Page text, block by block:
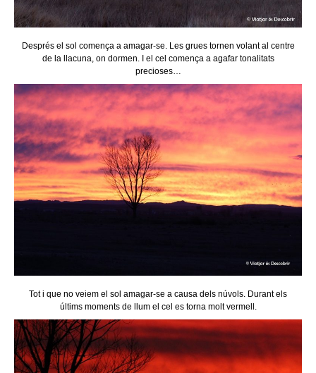
Després el sol comença a amagar-se. Les grues tornen volant al centre
de la llacuna, on dormen. I el cel comença a agafar tonalitats
precioses…
Tot i que no veiem el sol amagar-se a causa dels núvols. Durant els
últims moments de llum el cel es torna molt vermell.